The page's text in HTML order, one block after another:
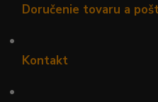
Doručenie tovaru a
•
Kontakt
•